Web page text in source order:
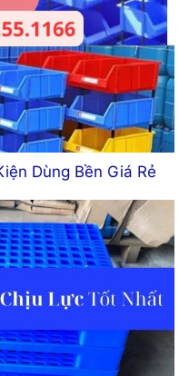
Dùng Bền Giá Rẻ